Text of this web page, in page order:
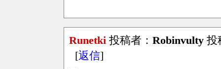
Runetki 投稿者： Robinvulty 投
[返信]